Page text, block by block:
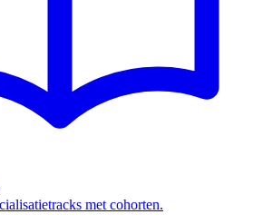
met cohorten.